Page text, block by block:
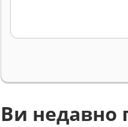
Ви недавно